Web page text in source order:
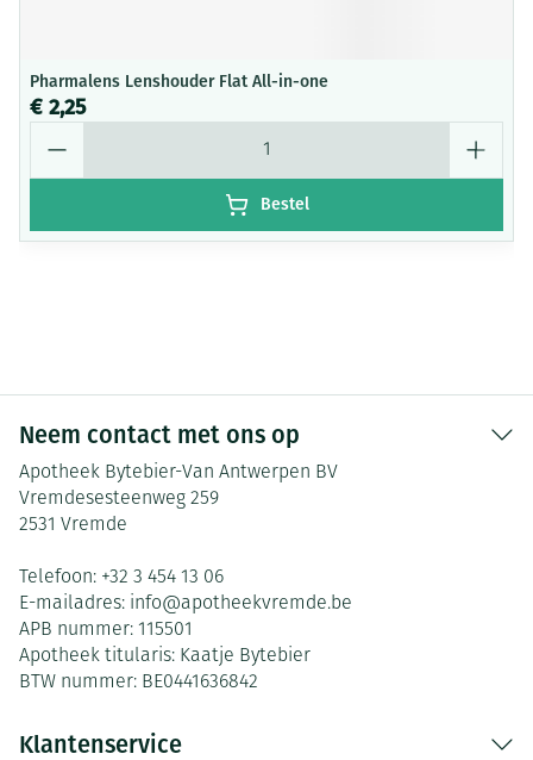
Pharmalens Lenshouder Flat All-in-one
€ 2,25
Bestel
Neem contact met ons op
Apotheek Bytebier-Van Antwerpen BV
Vremdesesteenweg 259
2531 Vremde
Telefoon: +32 3 454 13 06
E-mailadres: info@apotheekvremde.be
APB nummer: 115501
Apotheek titularis: Kaatje Bytebier
BTW nummer: BE0441636842
Klantenservice